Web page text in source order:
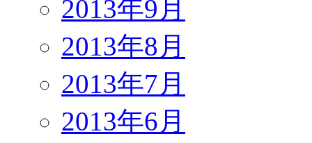
2013年9月
2013年8月
2013年7月
2013年6月